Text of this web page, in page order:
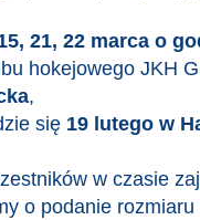
21, 22 marca o
hokejowego JKH
,
się 19 lutego w
w czasie
o podanie rozmiaru